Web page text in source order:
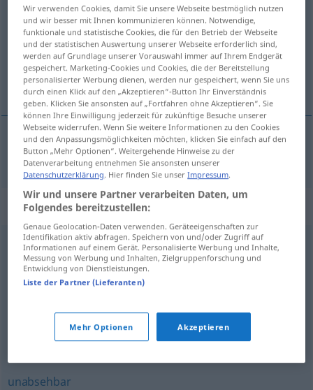
endlos
Übersicht aller Übersetzungen
(Für mehr Details die Übersetzung anklicken/antippen)
nekonečný
nekonečný endlos
Synonyme für "endlos"
lange,ewig
laufend,ständig (ugs.),andauernd
unaufhörlich,unbegrenzt
unabsehbar
Wir verwenden Cookies, damit Sie unsere Webseite bestmöglich nutzen
und wir besser mit Ihnen kommunizieren können. Notwendige,
funktionale und statistische Cookies, die für den Betrieb der Webseite
und der statistischen Auswertung unserer Webseite erforderlich sind,
werden auf Grundlage unserer Vorauswahl immer auf Ihrem Endgerät
gespeichert. Marketing-Cookies und Cookies, die der Bereitstellung
personalisierter Werbung dienen, werden nur gespeichert, wenn Sie uns
durch einen Klick auf den „Akzeptieren“-Button Ihr Einverständnis
geben. Klicken Sie ansonsten auf „Fortfahren ohne Akzeptieren“. Sie
können Ihre Einwilligung jederzeit für zukünftige Besuche unserer
Webseite widerrufen. Wenn Sie weitere Informationen zu den Cookies
und den Anpassungsmöglichkeiten möchten, klicken Sie einfach auf den
Button „Mehr Optionen“. Weitergehende Hinweise zu der
Datenverarbeitung entnehmen Sie ansonsten unserer
Datenschutzerklärung. Hier finden Sie unserImpressum.
Wir und unsere Partner verarbeiten Daten, um
Folgendes bereitzustellen:
Genaue Geolocation-Daten verwenden. Geräteeigenschaften zur
Identifikation aktiv abfragen. Speichern von und/oder Zugriff auf
Informationen auf einem Gerät. Personalisierte Werbung und Inhalte,
Messung von Werbung und Inhalten, Zielgruppenforschung und
Entwicklung von Dienstleistungen.
Liste der Partner (Lieferanten)
Mehr Optionen Akzeptieren